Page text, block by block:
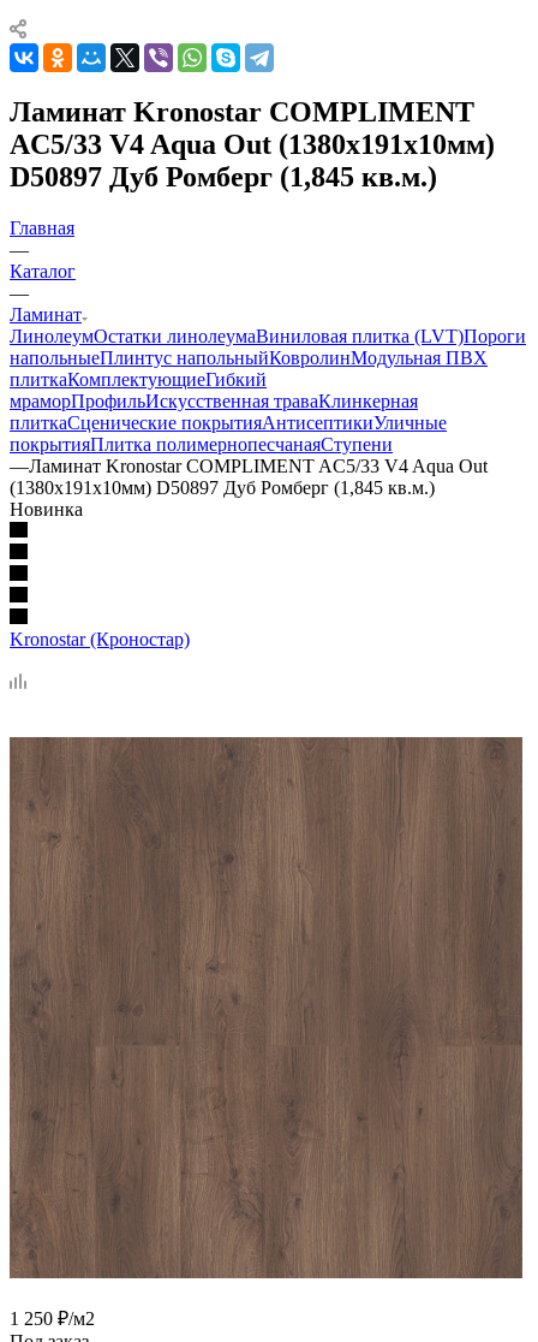
Ламинат Kronostar COMPLIMENT
AC5/33 V4 Aqua Out (1380x191x10мм)
D50897 Дуб Ромберг (1,845 кв.м.)
Главная
—
Каталог
—
Ламинат
ЛинолеумОстатки линолеумаВиниловая плитка (LVT)Пороги
напольныеПлинтус напольныйКовролинМодульная ПВХ
плиткаКомплектующиеГибкий
мраморПрофильИскусственная траваКлинкерная
плиткаСценические покрытияАнтисептикиУличные
покрытияПлитка полимернопесчанаяСтупени
—Ламинат Kronostar COMPLIMENT AC5/33 V4 Aqua Out
(1380x191x10мм) D50897 Дуб Ромберг (1,845 кв.м.)
Новинка
Kronostar (Кроностар)
1 250 ₽/м2